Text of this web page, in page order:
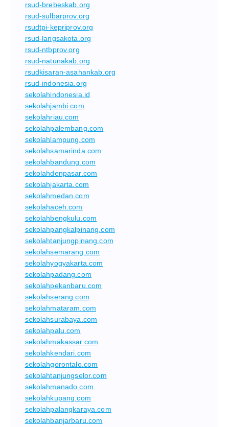
rsud-brebeskab.org
rsud-sulbarprov.org
rsudtpi-kepriprov.org
rsud-langsakota.org
rsud-ntbprov.org
rsud-natunakab.org
rsudkisaran-asahankab.org
rsud-indonesia.org
sekolahindonesia.id
sekolahjambi.com
sekolahriau.com
sekolahpalembang.com
sekolahlampung.com
sekolahsamarinda.com
sekolahbandung.com
sekolahdenpasar.com
sekolahjakarta.com
sekolahmedan.com
sekolahaceh.com
sekolahbengkulu.com
sekolahpangkalpinang.com
sekolahtanjungpinang.com
sekolahsemarang.com
sekolahyogyakarta.com
sekolahpadang.com
sekolahpekanbaru.com
sekolahserang.com
sekolahmataram.com
sekolahsurabaya.com
sekolahpalu.com
sekolahmakassar.com
sekolahkendari.com
sekolahgorontalo.com
sekolahtanjungselor.com
sekolahmanado.com
sekolahkupang.com
sekolahpalangkaraya.com
sekolahbanjarbaru.com